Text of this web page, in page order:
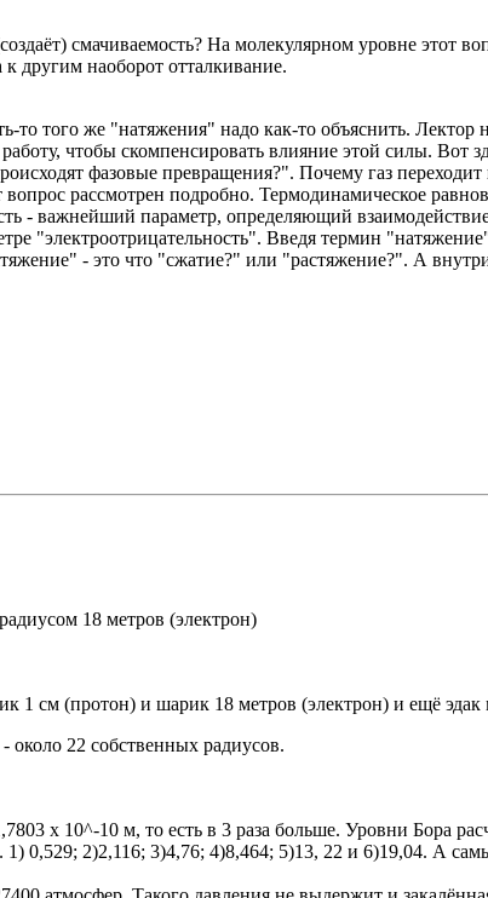
смачиваемость? На молекулярном уровне этот
другим наоборот отталкивание.
того же "натяжения" надо как-то объяснить. Лектор
чтобы скомпенсировать влияние этой силы. Вот
фазовые превращения?". Почему газ
рассмотрен подробно. Термодинамическое
- важнейший параметр, определяющий
"электроотрицательность". Введя термин
- это что "сжатие?" или "растяжение?". А внутри
18 метров (электрон)
1 см (протон) и шарик 18 метров (электрон) и ещё
около 22 собственных радиусов.
х 10^-10 м, то есть в 3 раза больше. Уровни Бора
0,529; 2)2,116; 3)4,76; 4)8,464; 5)13, 22 и 6)19,04. А